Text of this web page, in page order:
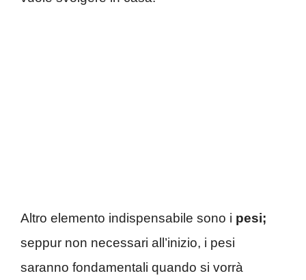
Altro elemento indispensabile sono i pesi;
seppur non necessari all’inizio, i pesi
saranno fondamentali quando si vorrà